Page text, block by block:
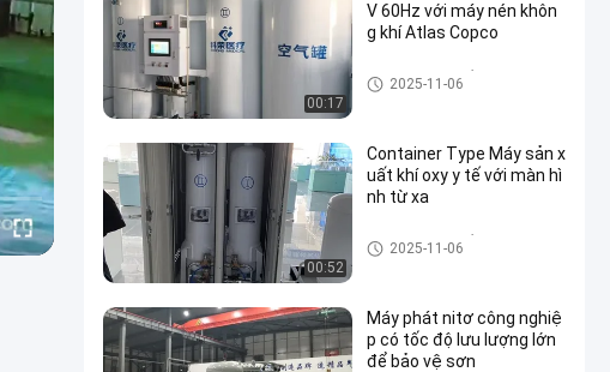
00:17
V 60Hz với máy nén khôn
g khí Atlas Copco
Máy tạo oxy y tế PSA
2025-11-06
00:52
Container Type Máy sản x
uất khí oxy y tế với màn hì
nh từ xa
Máy tạo oxy y tế PSA
2025-11-06
Máy phát nitơ công nghiệ
p có tốc độ lưu lượng lớn
để bảo vệ sơn